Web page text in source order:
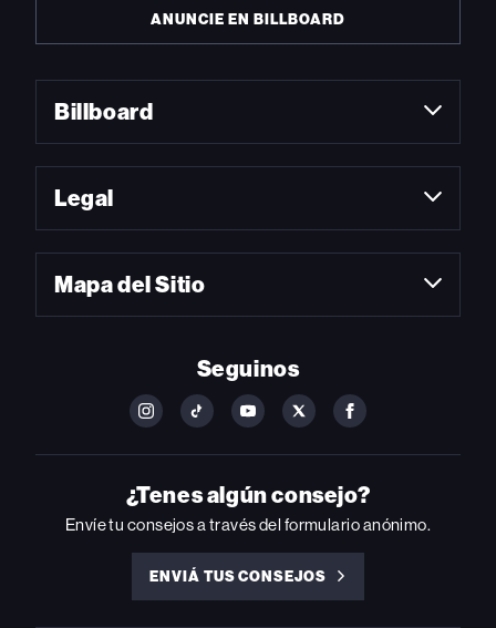
ANUNCIE EN BILLBOARD
Billboard
Legal
Mapa del Sitio
Seguinos
FOLLOW
ON
INSTAGRAM
FOLLOW
ON
YOUTUBE
FOLLOW
ON
YOUTUBE
FOLLOW
ON
FOLLOW
ON
FACEBOOK
¿Tenes algún consejo?
Envíe tu consejos a través del formulario anónimo.
ENVIÁ TUS CONSEJOS
ENVIÁ